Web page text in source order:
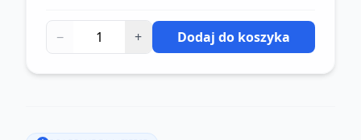
− + Dodaj do koszyka